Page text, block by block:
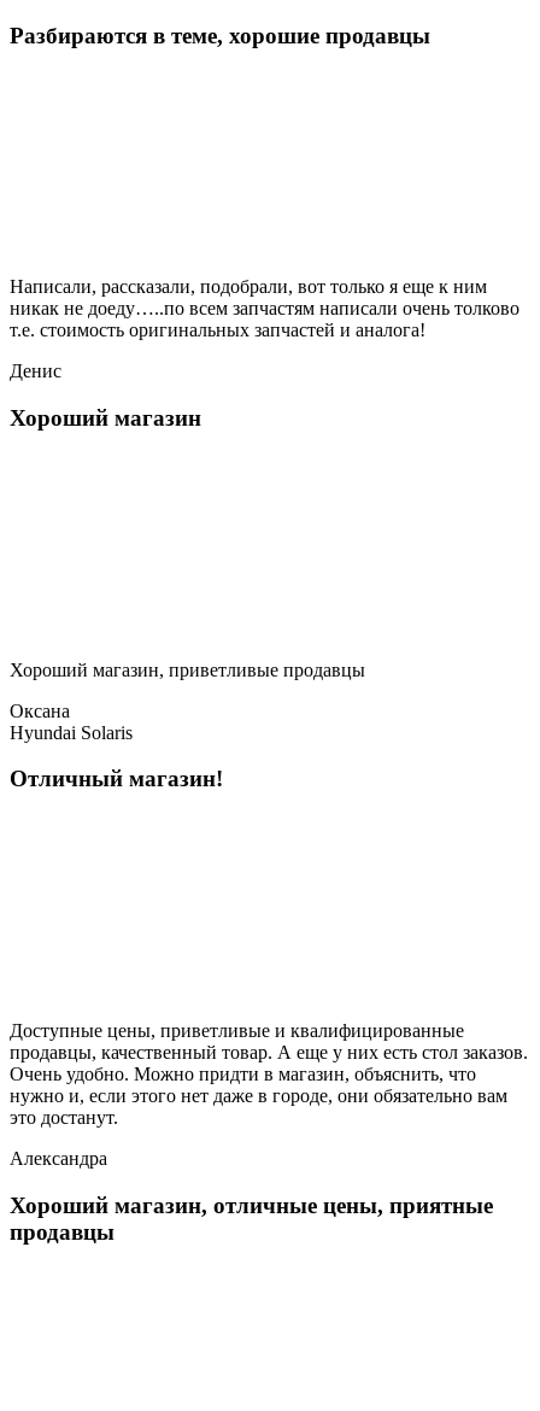
Разбираются в теме, хорошие продавцы
Написали, рассказали, подобрали, вот только я еще к ним
никак не доеду…..по всем запчастям написали очень толково
т.е. стоимость оригинальных запчастей и аналога!
Денис
Хороший магазин
Хороший магазин, приветливые продавцы
Оксана
Hyundai Solaris
Отличный магазин!
Доступные цены, приветливые и квалифицированные
продавцы, качественный товар. А еще у них есть стол заказов.
Очень удобно. Можно придти в магазин, объяснить, что
нужно и, если этого нет даже в городе, они обязательно вам
это достанут.
Александра
Хороший магазин, отличные цены, приятные
продавцы